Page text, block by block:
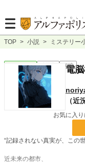
TOP > 小説 > ミステリー
ミステリー 連載中 短編
電
（近
お気に入
“記録されない真実が、この
近未来の都市、